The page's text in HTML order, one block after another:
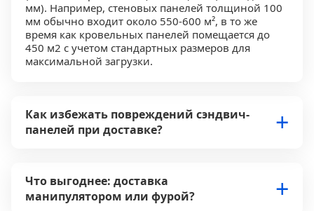
мм). Например, стеновых панелей толщиной 100
мм обычно входит около 550-600 м², в то же
время как кровельных панелей помещается до
450 м2 с учетом стандартных размеров для
максимальной загрузки.
Как избежать повреждений сэндвич-
панелей при доставке?
Что выгоднее: доставка
манипулятором или фурой?